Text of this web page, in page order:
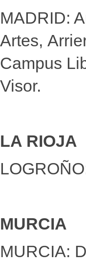
MADRID:
Artes,
Campus
Visor.
LA RIOJA
MURCIA
MURCIA: